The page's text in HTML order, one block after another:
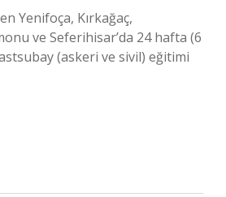
Yenifoça, Kırkağaç,
ve Seferihisar’da 24 hafta (6
(askeri ve sivil) eğitimi